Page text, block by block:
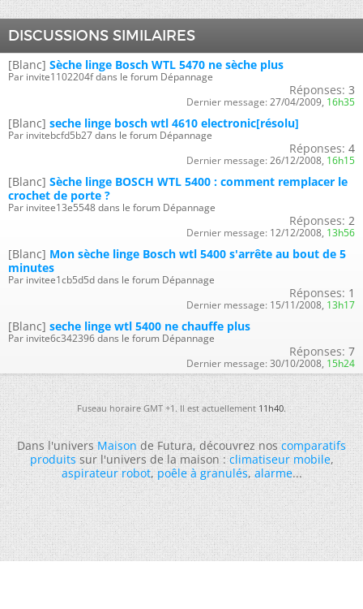
DISCUSSIONS SIMILAIRES
[Blanc] Sèche linge Bosch WTL 5470 ne sèche plus
Par invite1102204f dans le forum Dépannage
Réponses: 3
Dernier message: 27/04/2009, 16h35
[Blanc] seche linge bosch wtl 4610 electronic[résolu]
Par invitebcfd5b27 dans le forum Dépannage
Réponses: 4
Dernier message: 26/12/2008, 16h15
[Blanc] Sèche linge BOSCH WTL 5400 : comment remplacer le
crochet de porte ?
Par invitee13e5548 dans le forum Dépannage
Réponses: 2
Dernier message: 12/12/2008, 13h56
[Blanc] Mon sèche linge Bosch wtl 5400 s'arrête au bout de 5
minutes
Par invitee1cb5d5d dans le forum Dépannage
Réponses: 1
Dernier message: 15/11/2008, 13h17
[Blanc] seche linge wtl 5400 ne chauffe plus
Par invite6c342396 dans le forum Dépannage
Réponses: 7
Dernier message: 30/10/2008, 15h24
Fuseau horaire GMT +1. Il est actuellement11h40.
Dans l'universMaisonde Futura, découvrez noscomparatifs
produitssur l'univers de la maison :climatiseur mobile,
aspirateur robot,poêle à granulés,alarme...